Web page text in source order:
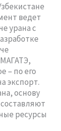
ведет
урана с
– по его
экспорт.
основу
ресурсы